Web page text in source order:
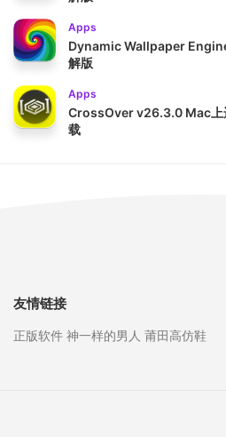
Apps
Dynamic Wallpaper
解版
Apps
CrossOver v26.3.0 Mac
载
友情链接
正版软件 神一样的男人 莆田高仿鞋